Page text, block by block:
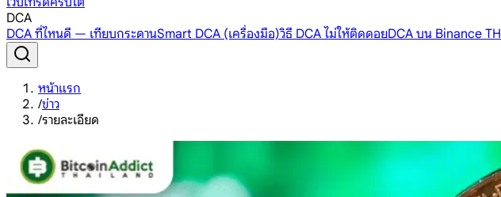
DCA
DCA ที่ไหนดี — เทียบกระดานSmart DCA (เครื่องมือ)วิธี DCA ไม่ให้ติดดอยDCA บน Binance TH
หน้าแรก
/ข่าว
/รายละเอียด